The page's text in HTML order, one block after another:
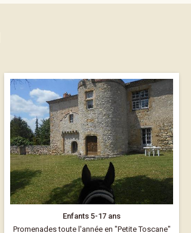
Enfants 5-17 ans
Promenades toute l'année en "Petite Toscane"